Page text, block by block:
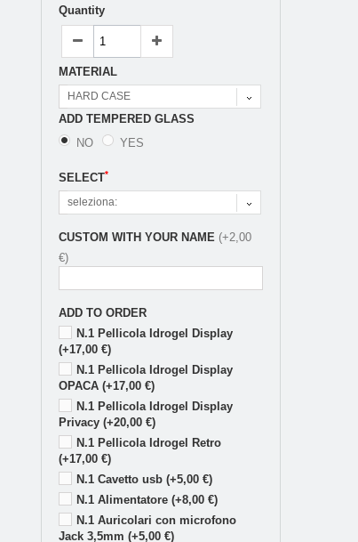
Quantity
MATERIAL
HARD CASE
ADD TEMPERED GLASS
NO
YES
SELECT*
seleziona:
CUSTOM WITH YOUR NAME (+2,00
€)
ADD TO ORDER
N.1 Pellicola Idrogel Display
(+17,00 €)
N.1 Pellicola Idrogel Display
OPACA (+17,00 €)
N.1 Pellicola Idrogel Display
Privacy (+20,00 €)
N.1 Pellicola Idrogel Retro
(+17,00 €)
N.1 Cavetto usb (+5,00 €)
N.1 Alimentatore (+8,00 €)
N.1 Auricolari con microfono
Jack 3,5mm (+5,00 €)